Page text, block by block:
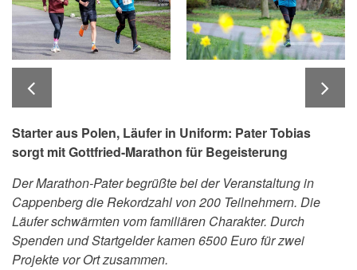
Starter aus Polen, Läufer in Uniform: Pater Tobias
sorgt mit Gottfried-Marathon für Begeisterung
Der Marathon-Pater begrüßte bei der Veranstaltung in
Cappenberg die Rekordzahl von 200 Teilnehmern. Die
Läufer schwärmten vom familiären Charakter. Durch
Spenden und Startgelder kamen 6500 Euro für zwei
Projekte vor Ort zusammen.